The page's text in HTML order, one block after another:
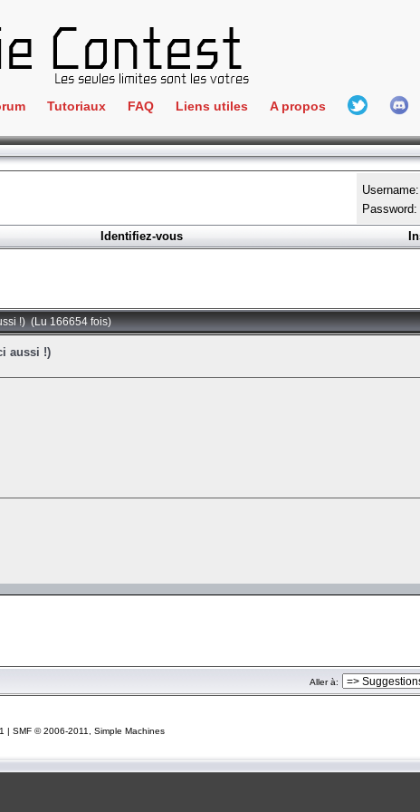
Tutoriaux FAQ Liens utiles
IRC
Newbie Connect
Partenaires
Goodies
L'incubateur
A propos
L'équipe
Hall Of Fame
Username:
Password:
Identifiez-vous
!) (Lu 166654 fois)
aussi !)
Aller à:
SMF © 2006-2011, Simple Machines